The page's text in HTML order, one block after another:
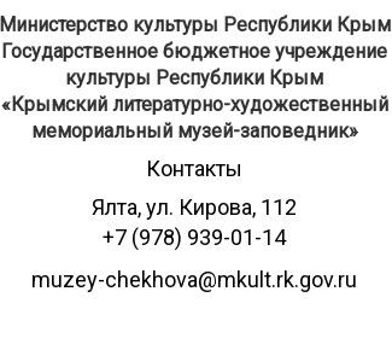
Министерство культуры Республики Крым
Государственное бюджетное учреждение
культуры Республики Крым
​«Крымский литературно-художественный
мемориальный музей-заповедник»
Контакты
Ялта, ул. Кирова, 112
+7 (978) 939-01-14
muzey-chekhova@mkult.rk.gov.ru